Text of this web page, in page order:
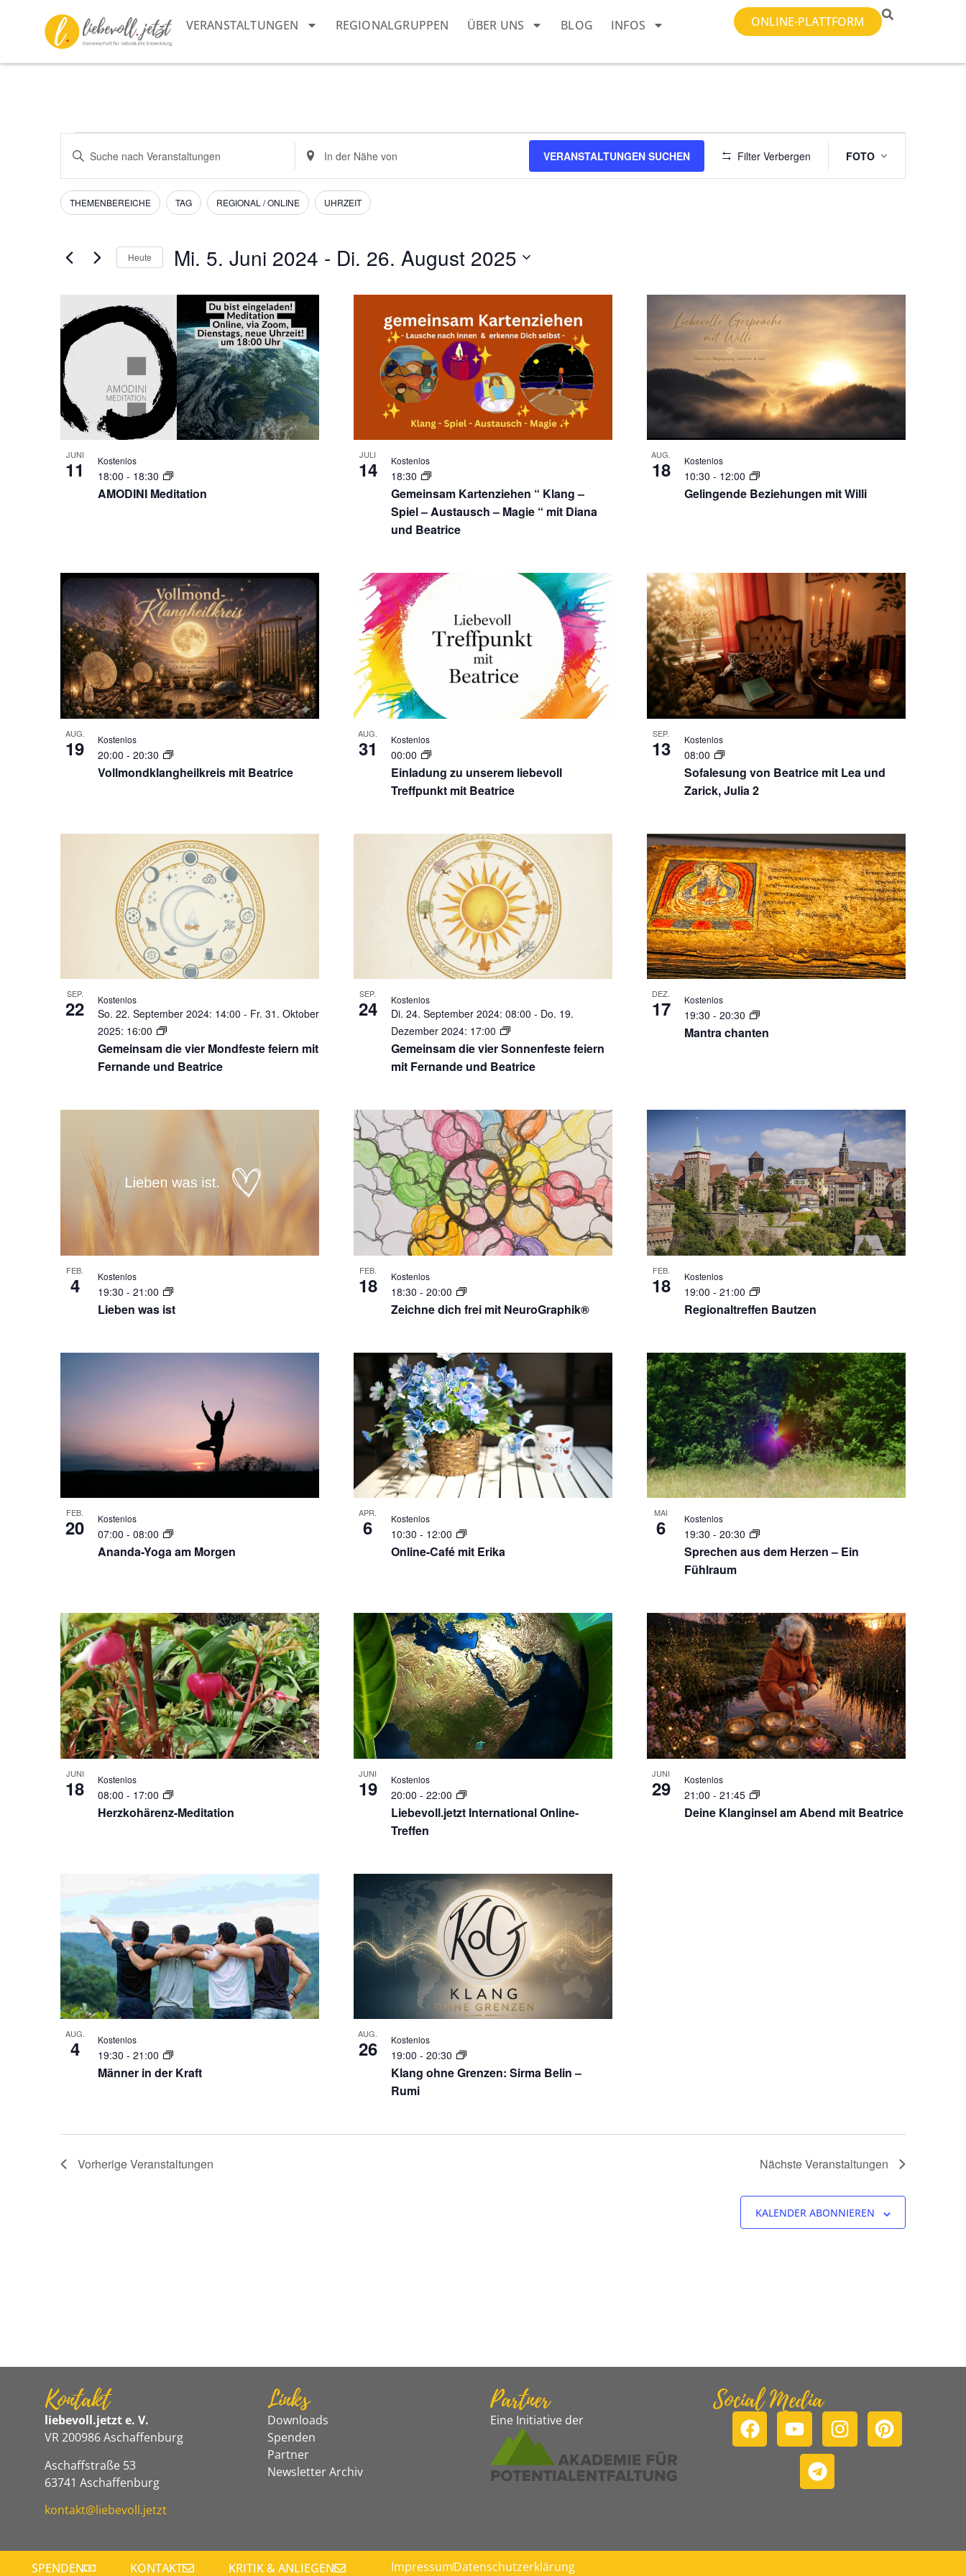
VERANSTALTUNGEN REGIONALGRUPPEN ÜBER UNS BLOG INFOS ONLINE-PLATTFORM
Veranstaltungen
Suche
und
Navigation
Bitte
Schlüsselwort
Suche
nach
Veranstaltungen
Schlüsselwort.
Standort
eingeben.
Suche
nach
Veranstaltungen.
VERANSTALTUNGEN SUCHEN Filter Verbergen
Ansichten-
FOTO
Filter
Das
Ändern
Formular-
Eingabefelder
Liste
der
Veranstaltungen
mit
den
gefilterten
Ergebnissen
aktualisieren
THEMENBEREICHE TAG REGIONAL / ONLINE UHRZEIT
Heute Mi. 5. Juni 2024 - Di. 26. August 2025
List
of
Veranstaltungen
in
Photo
View
JUNI
11
AMODINI Meditation
18:00 - 18:30
Kostenlos JULI
14
Gemeinsam Kartenziehen “ Klang –
Spiel – Austausch – Magie “ mit Diana
und Beatrice
18:30
Kostenlos AUG.
18
Gelingende Beziehungen mit Willi
10:30 - 12:00
Kostenlos
AUG.
19
Vollmondklangheilkreis mit Beatrice
20:00 - 20:30
Kostenlos AUG.
31
Einladung zu unserem liebevoll
Treffpunkt mit Beatrice
00:00
Kostenlos SEP.
13
Sofalesung von Beatrice mit Lea und
Zarick, Julia 2
08:00
Kostenlos
SEP.
22
Gemeinsam die vier Mondfeste feiern mit
Fernande und Beatrice
So. 22. September 2024: 14:00 - Fr. 31. Oktober
2025: 16:00
Kostenlos SEP.
24
Gemeinsam die vier Sonnenfeste feiern
mit Fernande und Beatrice
Di. 24. September 2024: 08:00 - Do. 19.
Dezember 2024: 17:00
Kostenlos DEZ.
17
Mantra chanten
19:30 - 20:30
Kostenlos
FEB.
4
Lieben was ist
19:30 - 21:00
Kostenlos FEB.
18
Zeichne dich frei mit NeuroGraphik®
18:30 - 20:00
Kostenlos FEB.
18
Regionaltreffen Bautzen
19:00 - 21:00
Kostenlos
FEB.
20
Ananda-Yoga am Morgen
07:00 - 08:00
Kostenlos APR.
6
Online-Café mit Erika
10:30 - 12:00
Kostenlos MAI
6
Sprechen aus dem Herzen – Ein
Fühlraum
19:30 - 20:30
Kostenlos
JUNI
18
Herzkohärenz-Meditation
08:00 - 17:00
Kostenlos JUNI
19
Liebevoll.jetzt International Online-
Treffen
20:00 - 22:00
Kostenlos JUNI
29
Deine Klanginsel am Abend mit Beatrice
21:00 - 21:45
Kostenlos
AUG.
4
Männer in der Kraft
19:30 - 21:00
Kostenlos AUG.
26
Klang ohne Grenzen: Sirma Belin –
Rumi
19:00 - 20:30
Kostenlos
VorherigeVeranstaltungen NächsteVeranstaltungen
KALENDER ABONNIEREN
Kontakt
liebevoll.jetzt e. V.
VR 200986 Aschaffenburg
Aschaffstraße 53
63741 Aschaffenburg
kontakt@liebevoll.jetzt
Links
Downloads
Spenden
Partner
Newsletter Archiv
Partner
Eine Initiative der
Social Media
ImpressumDatenschutzerklärung
SPENDEN KONTAKT KRITIK & ANLIEGEN